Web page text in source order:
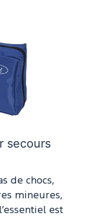
secours
de chocs,
mineures,
est